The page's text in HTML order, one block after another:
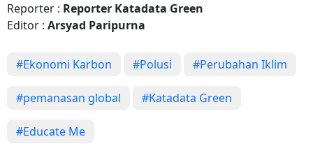
Reporter : Reporter Katadata Green
Editor : Arsyad Paripurna
#Ekonomi Karbon #Polusi #Perubahan Iklim
#pemanasan global #Katadata Green
#Educate Me